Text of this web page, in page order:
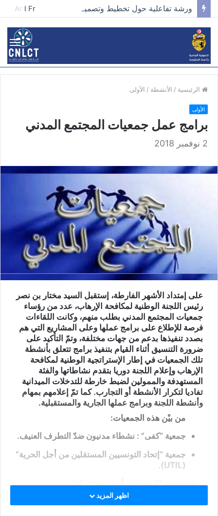
Ar I Fr
الرئيسية / الأنشطة / الأولى
الأولى
برامج عمل جمعيات المجتمع المدني
2 نوفمبر 2018
على إمتداد الأشهر الفارطة، إستقبل السيد مختار بن نصر
رئيس اللجنة الوطنية لمكافحة الإرهاب، عدد من رؤساء
جمعيات المجتمع المدني بطلب منهم، وكانت اللقاءات
فرصة للإطلاع على برامج عملها وعلى المشاريع التي هم
بصدد تنفيذها بدعم من جهات مختلفة، وتمّ التأكيد على
ضرورة التنسيق أثناء القيام بتنفيذ برامج تتعلق بأنشطة
تلك الجمعيات في إطار الإستراتجية الوطنية لمكافحة
الإرهاب وإعلام اللجنة دوريا بتقدم نشاطاتها والفئة
المستهدفة والممولين لضبط خارطة للتدخلات الميدانية
تفاديا لتكرار الأنشطة أو التجارب. كما تمّ إعلامهم بمهام
وأنشطة اللجنة وبرامج عملها الجارية والمستقبلية.
من بيْن هذه الجمعيات:
جمعية “كفى” : نشطاء مدنيون ضدّ التطرف العنيف.
جمعية “إتحاد التونسيين المستقلين من أجل الحرية”
(UTIL).
جمعية “البحث عن أرضية مشتركة”.
اظهر المزيد